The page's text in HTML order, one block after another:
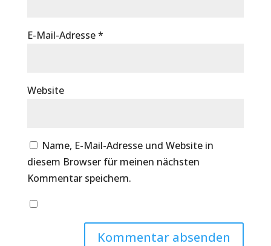
E-Mail-Adresse*
Website
Name, E-Mail-Adresse und Website in
diesem Browser für meinen nächsten
Kommentar speichern.